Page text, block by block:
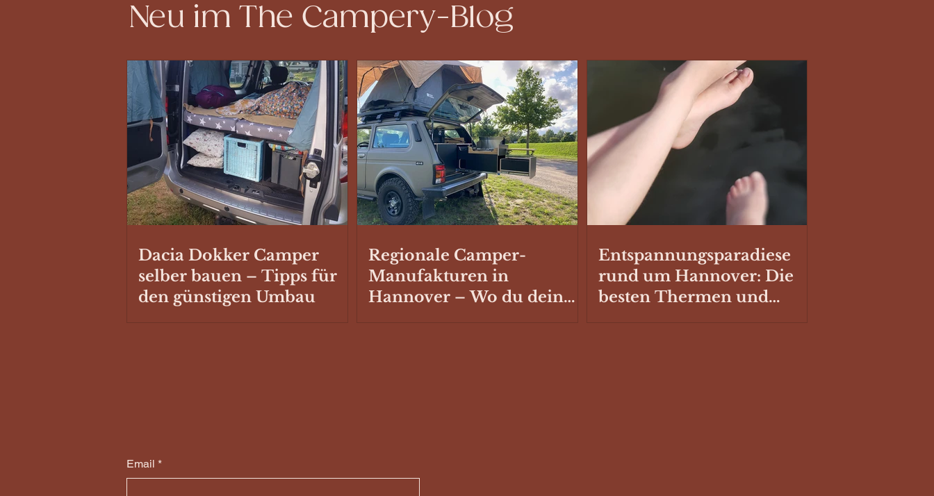
Neu im The Campery-Blog
Dacia Dokker Camper
selber bauen – Tipps für
den günstigen Umbau
Regionale Camper-
Manufakturen in
Hannover – Wo du dein
Entspannungsparadiese
rund um Hannover: Die
besten Thermen und
Email *